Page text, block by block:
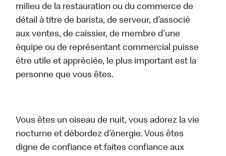
milieu de la restauration ou du commerce de
détail à titre de barista, de serveur, d’associé
aux ventes, de caissier, de membre d’une
équipe ou de représentant commercial puisse
être utile et appréciée, le plus important est la
personne que vous êtes.
Vous êtes un oiseau de nuit, vous adorez la vie
nocturne et débordez d’énergie. Vous êtes
digne de confiance et faites confiance aux